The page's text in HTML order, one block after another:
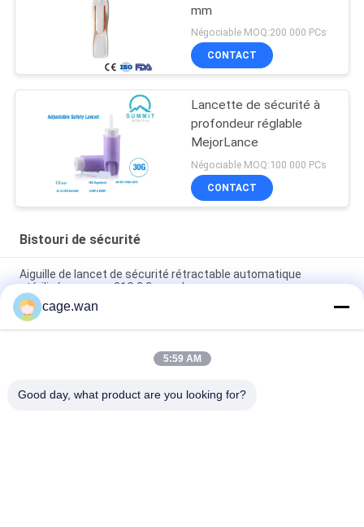
mm
Négociable MOQ:200 000 PCs
CONTACT
Lancette de sécurité à
profondeur réglable
MejorLance
Négociable MOQ:100 000 PCs
CONTACT
Bistouri de sécurité
Aiguille de lancet de sécurité rétractable automatique
stérilisée gamma 21G 2,2 mm Jaune
Profondeur de l'aiguille 1.8mm du bistouri 21G de sécurité de
bouton poussoir pour l'essai rapide
Aiguille réglable du bistouri 28G de sécurité de profondeur
cage.wan
5:59 AM
Good day, what product are you looking for?